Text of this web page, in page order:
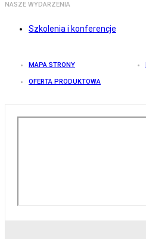
NASZE WYDARZENIA
Szkolenia i konferencje
MAPA STRONY
OFERTA PRODUKTOWA